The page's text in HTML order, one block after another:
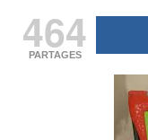
464
PARTAGES